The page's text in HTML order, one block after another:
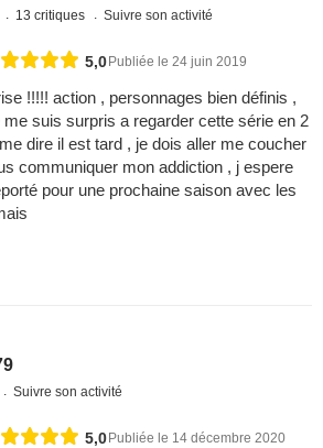
13 critiques Suivre son activité
5,0 Publiée le 24 juin 2019
!!!!! action , personnages bien définis ,
suis surpris a regarder cette série en 2
dire il est tard , je dois aller me coucher
communiquer mon addiction , j espere
pour une prochaine saison avec les
Suivre son activité
5,0 Publiée le 14 décembre 2020